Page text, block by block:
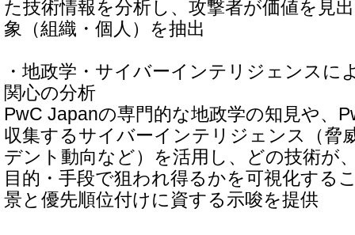
た技術情報を分析し、攻撃者が価値を見
象（組織・個人）を抽出
・地政学・サイバーインテリジェンスに
関心の分析
PwC Japanの専門的な地政学の知見や、
収集するサイバーインテリジェンス（脅
デント動向など）を活用し、どの技術が
目的・手段で狙われ得るかを可視化する
景と優先順位付けに資する示唆を提供